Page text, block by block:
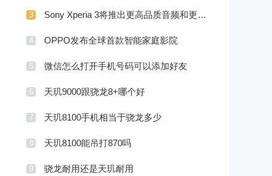
3 Sony Xperia 3将推出更高品质音频和更优秀摄像技术
4 OPPO发布全球首款智能家庭影院
5 微信怎么打开手机号码可以添加好友
6 天玑9000跟骁龙8+哪个好
7 天玑8100手机相当于骁龙多少
8 天玑8100能吊打870吗
9 骁龙耐用还是天玑耐用